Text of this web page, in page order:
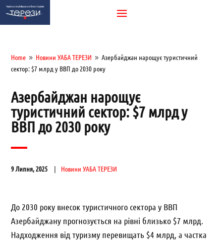
Home 9 Новини УАБА ТЕРЕЗИ 9 Азербайджан нарощує туристичний
сектор: $7 млрд у ВВП до 2030 року
Азербайджан нарощує
туристичний сектор: $7 млрд у
ВВП до 2030 року
9 Липня, 2025 Новини УАБА ТЕРЕЗИ
До 2030 року внесок туристичного сектора у ВВП
Азербайджану прогнозується на рівні близько $7 млрд.
Надходження від туризму перевищать $4 млрд, а частка